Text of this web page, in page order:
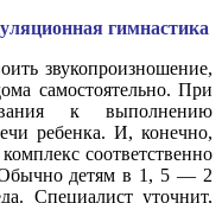
гимнастика
звукопроизношение,
самостоятельно. При
к выполнению
ребенка. И, конечно,
соответственно
детям в 1, 5 — 2
Специалист уточнит,